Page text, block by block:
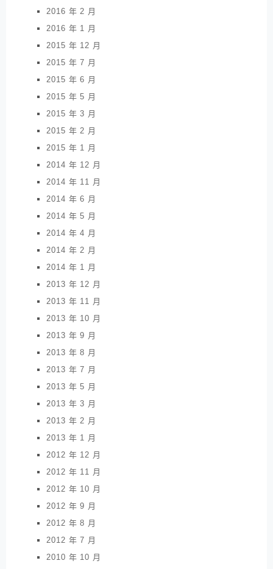
2016 年 2 月
2016 年 1 月
2015 年 12 月
2015 年 7 月
2015 年 6 月
2015 年 5 月
2015 年 3 月
2015 年 2 月
2015 年 1 月
2014 年 12 月
2014 年 11 月
2014 年 6 月
2014 年 5 月
2014 年 4 月
2014 年 2 月
2014 年 1 月
2013 年 12 月
2013 年 11 月
2013 年 10 月
2013 年 9 月
2013 年 8 月
2013 年 7 月
2013 年 5 月
2013 年 3 月
2013 年 2 月
2013 年 1 月
2012 年 12 月
2012 年 11 月
2012 年 10 月
2012 年 9 月
2012 年 8 月
2012 年 7 月
2010 年 10 月